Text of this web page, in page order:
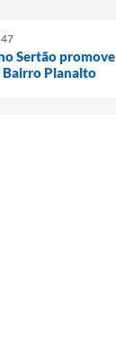
Sertão
Planalto